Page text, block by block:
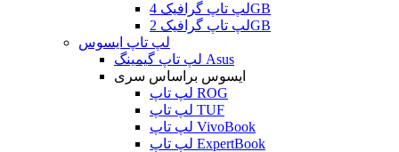
لپ تاپ گرافیک 4GB
لپ تاپ گرافیک 2GB
لپ تاپ ایسوس
لپ تاپ گیمینگ Asus
ایسوس براساس سری
لپ تاپ ROG
لپ تاپ TUF
لپ تاپ VivoBook
لپ تاپ ExpertBook